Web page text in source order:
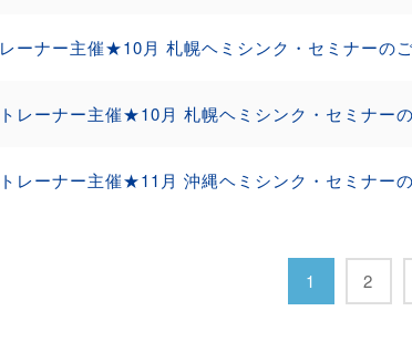
レーナー主催★10月 札幌ヘミシンク・セミナーのご
トレーナー主催★10月 札幌ヘミシンク・セミナー
トレーナー主催★11月 沖縄ヘミシンク・セミナー
1 2